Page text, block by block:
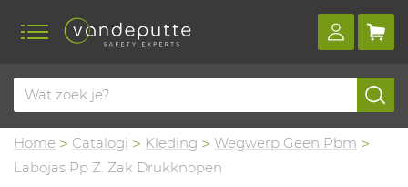
Home Catalogi Kleding
Wegwerp Geen Pbm
Labojas Pp Z. Zak Drukknopen